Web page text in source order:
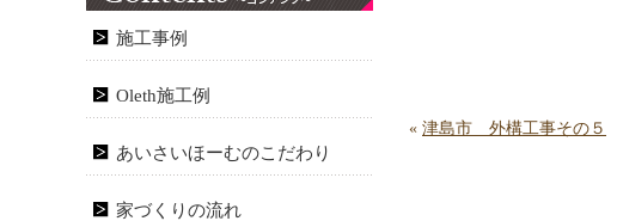
« 津島市 外構工事その５
施工事例
Oleth施工例
あいさいほーむのこだわり
家づくりの流れ